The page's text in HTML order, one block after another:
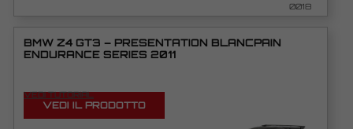
0018
BMW Z4 GT3 – PRESENTATION BLANCPAIN
ENDURANCE SERIES 2011
VEDI TUTORIAL
VEDI IL PRODOTTO